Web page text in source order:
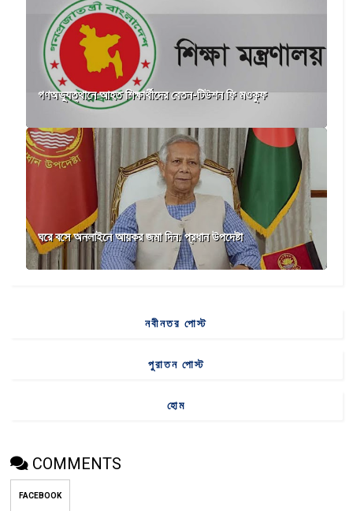
গণঅভ্যুত্থানে আহত শিক্ষার্থীদের বেতন-টিউশন ফি মওকুফ
ঘরে বসে অনলাইনে আয়কর জমা দিন: প্রধান উপদেষ্টা
নবীনতর পোস্ট
পুরাতন পোস্ট
হোম
COMMENTS
FACEBOOK